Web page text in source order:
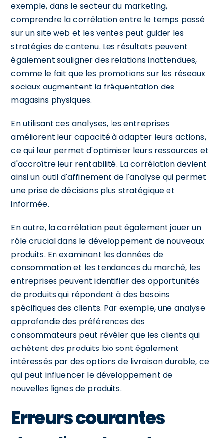
exemple, dans le secteur du marketing,
comprendre la corrélation entre le temps passé
sur un site web et les ventes peut guider les
stratégies de contenu. Les résultats peuvent
également souligner des relations inattendues,
comme le fait que les promotions sur les réseaux
sociaux augmentent la fréquentation des
magasins physiques.
En utilisant ces analyses, les entreprises
améliorent leur capacité à adapter leurs actions,
ce qui leur permet d'optimiser leurs ressources et
d'accroître leur rentabilité. La corrélation devient
ainsi un outil d'affinement de l'analyse qui permet
une prise de décisions plus stratégique et
informée.
En outre, la corrélation peut également jouer un
rôle crucial dans le développement de nouveaux
produits. En examinant les données de
consommation et les tendances du marché, les
entreprises peuvent identifier des opportunités
de produits qui répondent à des besoins
spécifiques des clients. Par exemple, une analyse
approfondie des préférences des
consommateurs peut révéler que les clients qui
achètent des produits bio sont également
intéressés par des options de livraison durable, ce
qui peut influencer le développement de
nouvelles lignes de produits.
Erreurs courantes